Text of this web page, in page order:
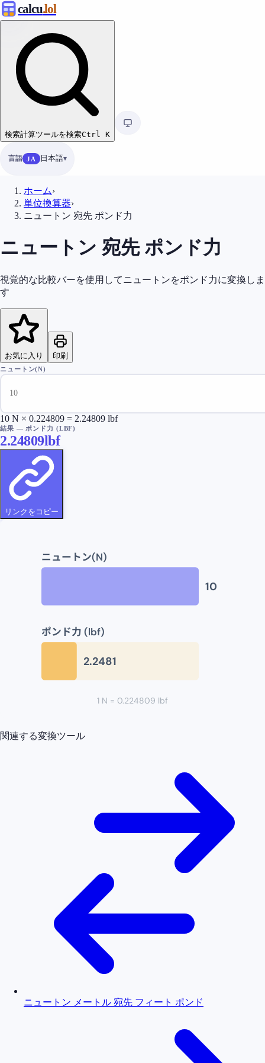
calcu.lol
検索計算ツールを検索Ctrl K
言語 JA 日本語
ホーム›
単位換算器›
ニュートン 宛先 ポンド力
ニュートン 宛先 ポンド力
視覚的な比較バーを使用してニュートンをポンド力に変換しま
す
お気に入り 印刷
ニュートン(N)
10 N × 0.224809 = 2.24809 lbf
結果 — ポンド力 (LBF)
2.24809lbf
リンクをコピー
ニュートン(N)
10
ポンド力 (lbf)
2.2481
1 N = 0.224809 lbf
関連する変換ツール
ニュートン メートル 宛先 フィート ポンド